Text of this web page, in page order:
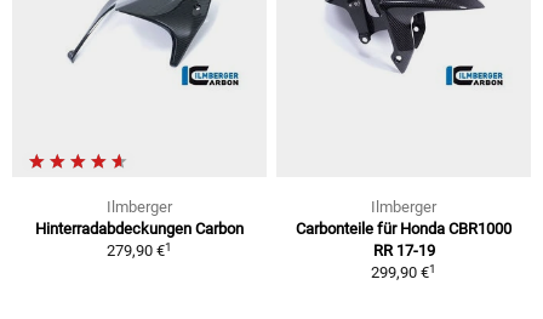
Ilmberger
Hinterradabdeckungen Carbon
279,90 €1
Ilmberger
Carbonteile für Honda CBR1000
RR 17-19
299,90 €1